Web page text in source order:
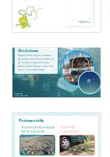
Dit is plasticsoep.
Kapitein Charles Moore ontdekte
de plasticsoep. Hij was midden op
de oceaan en zag hier en daar
plastic drijven. Dat was op een plek
waar nooit iemand kwam.
Plasticsoep is vlakbij.
Wat voor plastic vind jeop
het strand van de
Noordzee?
Wat vind je
in jouw buurt?